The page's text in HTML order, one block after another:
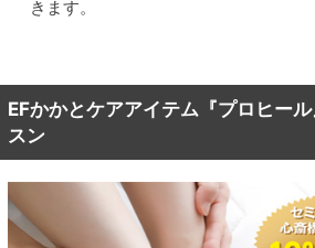
きます。
EFかかとケアアイテム『プロヒー
スン